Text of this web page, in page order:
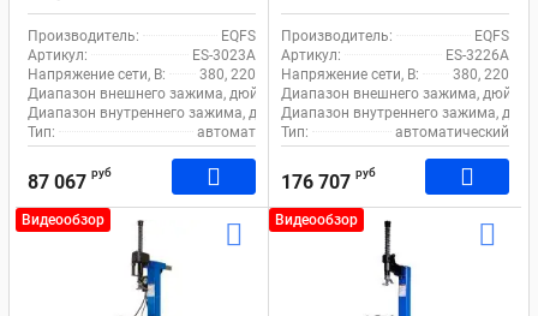
станок EQFS ES-3023A для
легкового транспорта
Производитель:
EQFS
Артикул:
ES-3023A
Напряжение сети, В:
380, 220
Диапазон внешнего зажима, дюйм:
11-21
Диапазон внутреннего зажима, дюйм: 12-24
Тип:
автомат
87 067 руб
EQFS ES-3226A для
легкового транспорта
Производитель:
EQFS
Артикул:
ES-3226A
Напряжение сети, В:
380, 220
Диапазон внешнего зажима, дюйм:
Диапазон внутреннего зажима,
Тип:
автоматический
176 707 руб
Видеообзор Видеообзор